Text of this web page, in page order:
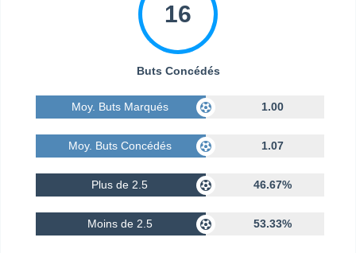
16
Buts Concédés
Moy. Buts Marqués 1.00
Moy. Buts Concédés 1.07
Plus de 2.5 46.67%
Moins de 2.5 53.33%